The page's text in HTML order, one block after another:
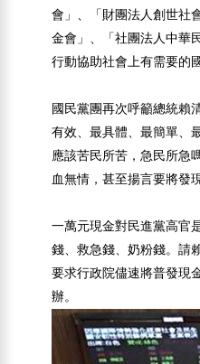
會」、「財團法人創世社
金會」、「社團法人中華
行動協助社會上有需要的
國民黨團再次呼籲總統賴
有效、最具體、最簡單、
應該苦民所苦，急民所急
血無情，甚至揚言要將發
一萬元現金對民進黨高官
錢、救急錢、奶粉錢。請
要求行政院儘速將普發現
辦。